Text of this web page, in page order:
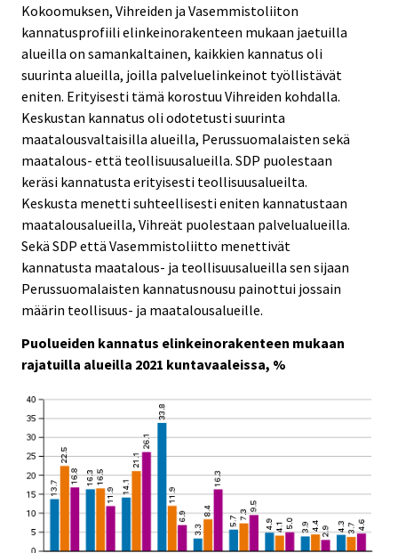
Kokoomuksen, Vihreiden ja Vasemmistoliiton
kannatusprofiili elinkeinorakenteen mukaan jaetuilla
alueilla on samankaltainen, kaikkien kannatus oli
suurinta alueilla, joilla palveluelinkeinot työllistävät
eniten. Erityisesti tämä korostuu Vihreiden kohdalla.
Keskustan kannatus oli odotetusti suurinta
maatalousvaltaisilla alueilla, Perussuomalaisten sekä
maatalous- että teollisuusalueilla. SDP puolestaan
keräsi kannatusta erityisesti teollisuusalueilta.
Keskusta menetti suhteellisesti eniten kannatustaan
maatalousalueilla, Vihreät puolestaan palvelualueilla.
Sekä SDP että Vasemmistoliitto menettivät
kannatusta maatalous- ja teollisuusalueilla sen sijaan
Perussuomalaisten kannatusnousu painottui jossain
määrin teollisuus- ja maatalousalueille.
Puolueiden kannatus elinkeinorakenteen mukaan
rajatuilla alueilla 2021 kuntavaaleissa, %